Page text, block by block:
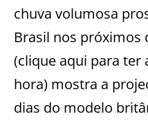
chuva volumosa
Brasil nos próximos
(clique aqui para ter
hora) mostra a
dias do modelo